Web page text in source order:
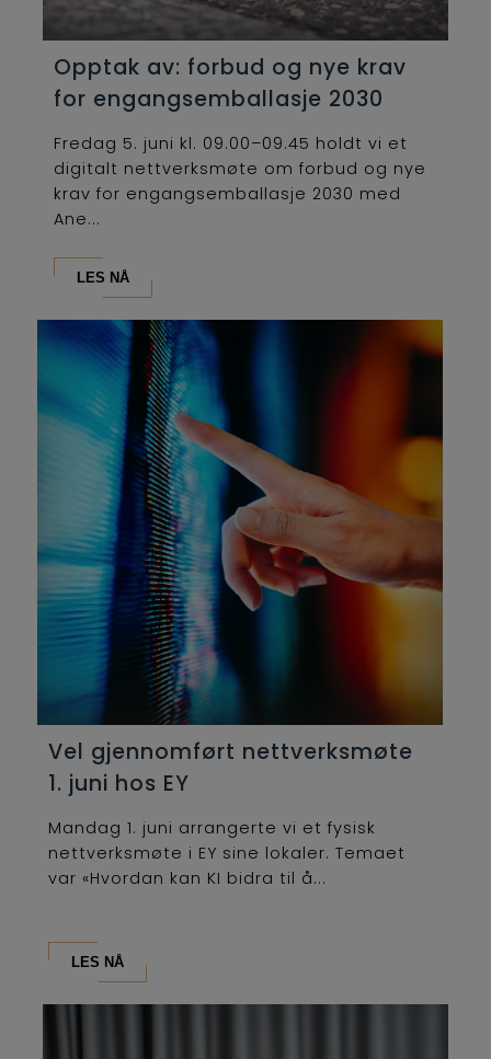
Opptak av: forbud og nye krav
for engangsemballasje 2030
Fredag 5. juni kl. 09.00–09.45 holdt vi et
digitalt nettverksmøte om forbud og nye
krav for engangsemballasje 2030 med
Ane...
LES NÅ
Vel gjennomført nettverksmøte
1. juni hos EY
Mandag 1. juni arrangerte vi et fysisk
nettverksmøte i EY sine lokaler. Temaet
var «Hvordan kan KI bidra til å...
LES NÅ